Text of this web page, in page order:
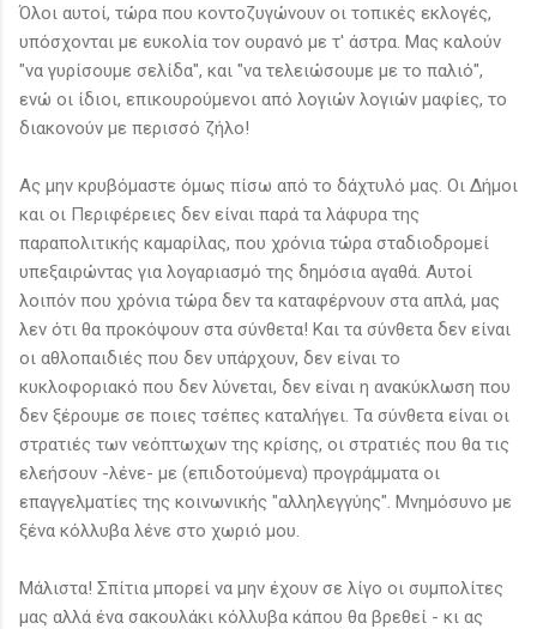
Όλοι αυτοί, τώρα που κοντοζυγώνουν οι τοπικές εκλογές,
υπόσχονται με ευκολία τον ουρανό με τ' άστρα. Μας καλούν
"να γυρίσουμε σελίδα", και "να τελειώσουμε με το παλιό",
ενώ οι ίδιοι, επικουρούμενοι από λογιών λογιών μαφίες, το
διακονούν με περισσό ζήλο!
Ας μην κρυβόμαστε όμως πίσω από το δάχτυλό μας. Οι Δήμοι
και οι Περιφέρειες δεν είναι παρά τα λάφυρα της
παραπολιτικής καμαρίλας, που χρόνια τώρα σταδιοδρομεί
υπεξαιρώντας για λογαριασμό της δημόσια αγαθά. Αυτοί
λοιπόν που χρόνια τώρα δεν τα καταφέρνουν στα απλά, μας
λεν ότι θα προκόψουν στα σύνθετα! Και τα σύνθετα δεν είναι
οι αθλοπαιδιές που δεν υπάρχουν, δεν είναι το
κυκλοφοριακό που δεν λύνεται, δεν είναι η ανακύκλωση που
δεν ξέρουμε σε ποιες τσέπες καταλήγει. Τα σύνθετα είναι οι
στρατιές των νεόπτωχων της κρίσης, οι στρατιές που θα τις
ελεήσουν -λένε- με (επιδοτούμενα) προγράμματα οι
επαγγελματίες της κοινωνικής "αλληλεγγύης". Μνημόσυνο με
ξένα κόλλυβα λένε στο χωριό μου.
Μάλιστα! Σπίτια μπορεί να μην έχουν σε λίγο οι συμπολίτες
μας αλλά ένα σακουλάκι κόλλυβα κάπου θα βρεθεί - κι ας